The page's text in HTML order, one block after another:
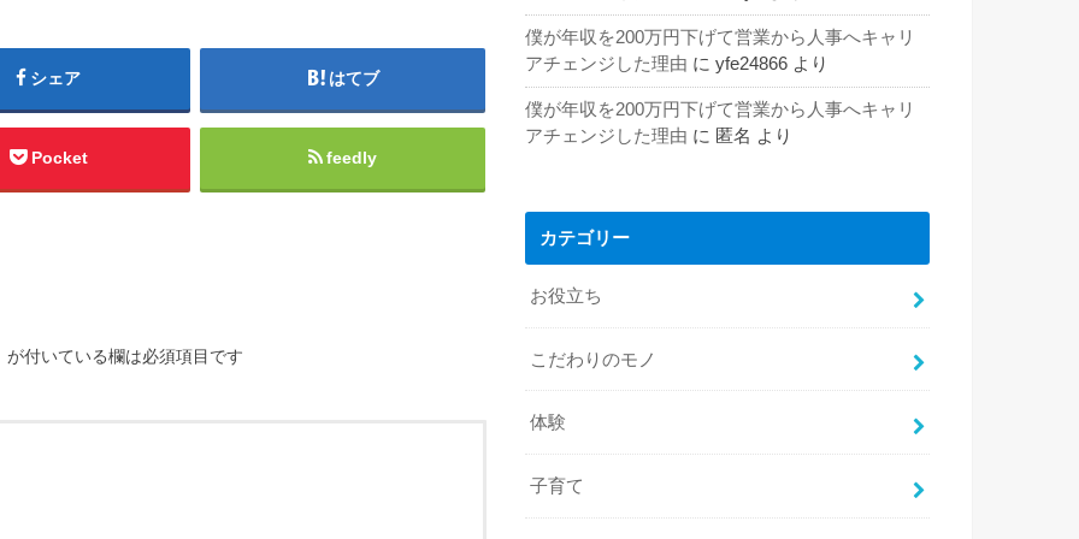
シェア はてブ
Pocket feedly
が付いている欄は必須項目です
僕が年収を200万円下げて営業から人事へキャリ
アチェンジした理由 に yfe24866 より
僕が年収を200万円下げて営業から人事へキャリ
アチェンジした理由 に 匿名 より
カテゴリー
お役立ち
こだわりのモノ
体験
子育て